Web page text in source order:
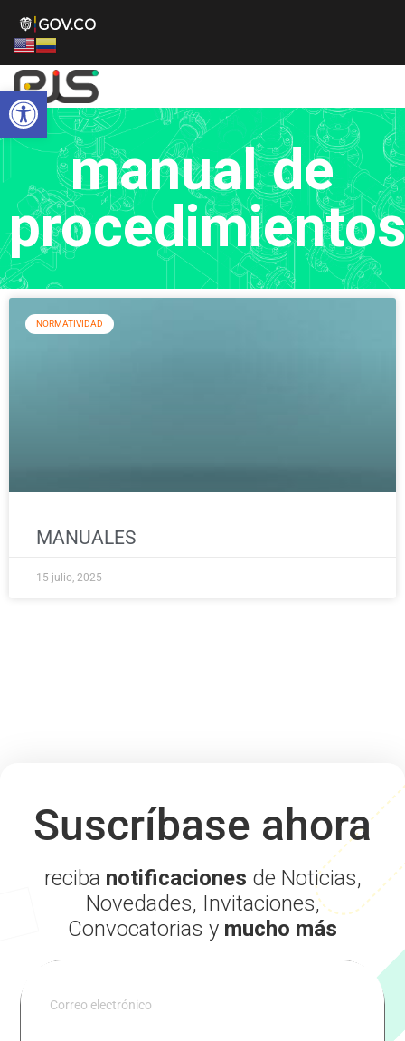
Abrir barra de herramientas
manual de
procedimientos
NORMATIVIDAD
MANUALES
15 julio, 2025
Suscríbase ahora
reciba notificaciones de Noticias,
Novedades, Invitaciones,
Convocatorias y mucho más